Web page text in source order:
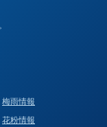
梅雨情報
花粉情報